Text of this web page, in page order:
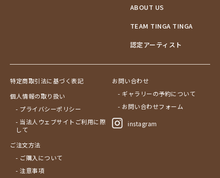
ABOUT US
TEAM TINGA TINGA
認定アーティスト
特定商取引法に基づく表記
個人情報の取り扱い
- プライバシーポリシー
- 当法人ウェブサイトご利用に際
して
ご注文方法
- ご購入について
- 注意事項
お問い合わせ
- ギャラリーの予約について
- お問い合わせフォーム
instagram